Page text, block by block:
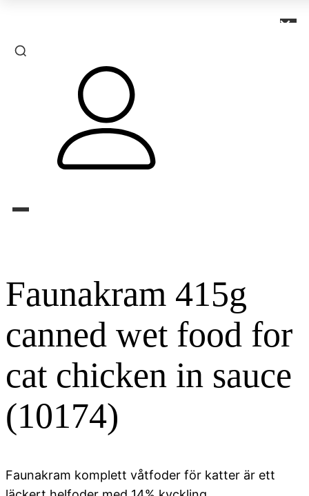
Faunakram 415g
canned wet food for
cat chicken in sauce
(10174)
Faunakram komplett våtfoder för katter är ett
×